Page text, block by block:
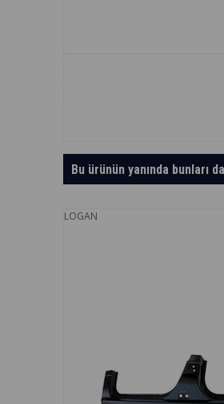
Bu ürünün yanında bunları
LOGAN